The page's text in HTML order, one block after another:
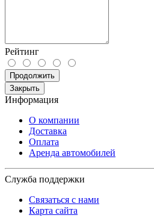
Рейтинг
Продолжить
Закрыть
Информация
О компании
Доставка
Оплата
Аренда автомобилей
Служба поддержки
Связаться с нами
Карта сайта